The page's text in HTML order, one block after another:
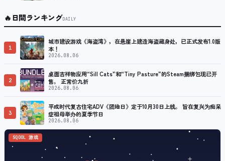
🔥日間ランキングDAILY
1
城市建设游戏《海盗湾》，在悬崖上建造海盗藏身处，已正式发布1.0版
本！
2026.08.06
2
桌面吉祥物应用“Sill Cats”和“Tiny Pasture”的Steam捆绑包现已开
售。 正常价九折
2026.08.06
3
平成时代复古住宅ADV《团地日》定于10月30日上线。 旨在复兴为痴呆
症祖母举办的夏季节日
2026.08.06
SQOOL 游戏